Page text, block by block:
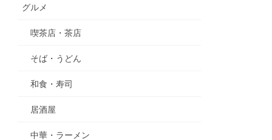
グルメ
喫茶店・茶店
そば・うどん
和食・寿司
居酒屋
中華・ラーメン